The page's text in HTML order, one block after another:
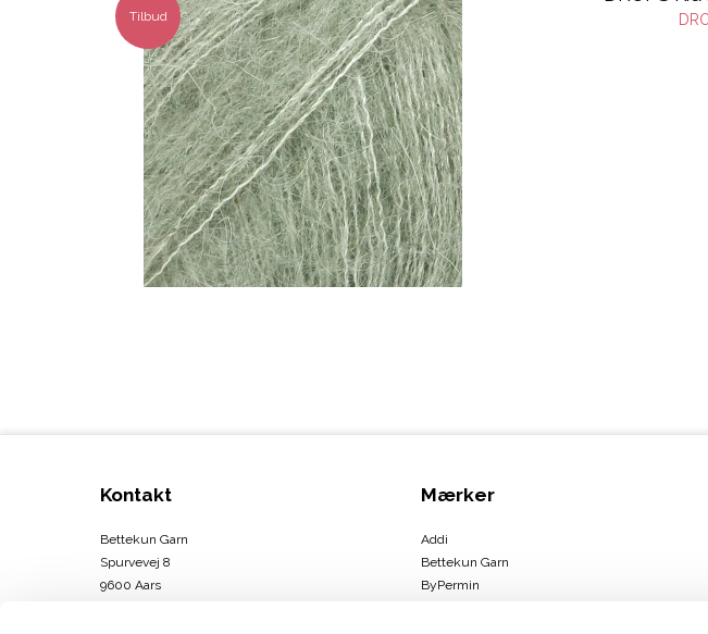
Tilbud
Kontakt
Bettekun Garn
Spurvevej 8
9600 Aars
Mærker
Addi
Bettekun Garn
ByPermin